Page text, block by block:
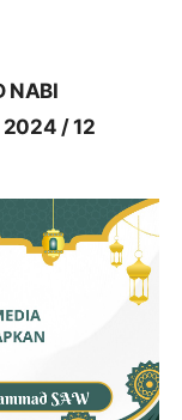
NABI
2024 / 12